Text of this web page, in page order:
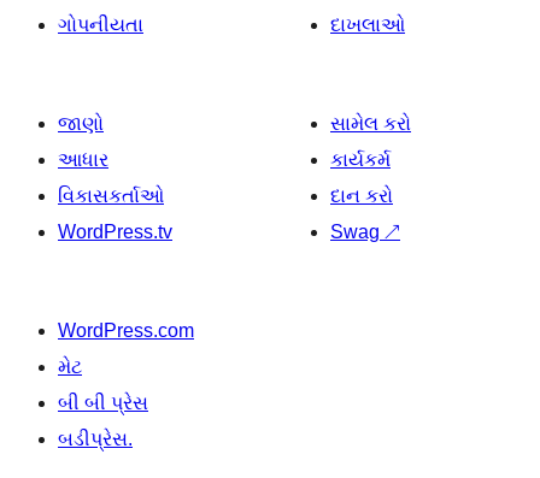
ગોપનીયતા
દાખલાઓ
જાણો
આધાર
વિકાસકર્તાઓ
WordPress.tv
સામેલ કરો
કાર્યકર્મ
દાન કરો
Swag ↗
WordPress.com
મેટ
બી બી પ્રેસ
બડીપ્રેસ.